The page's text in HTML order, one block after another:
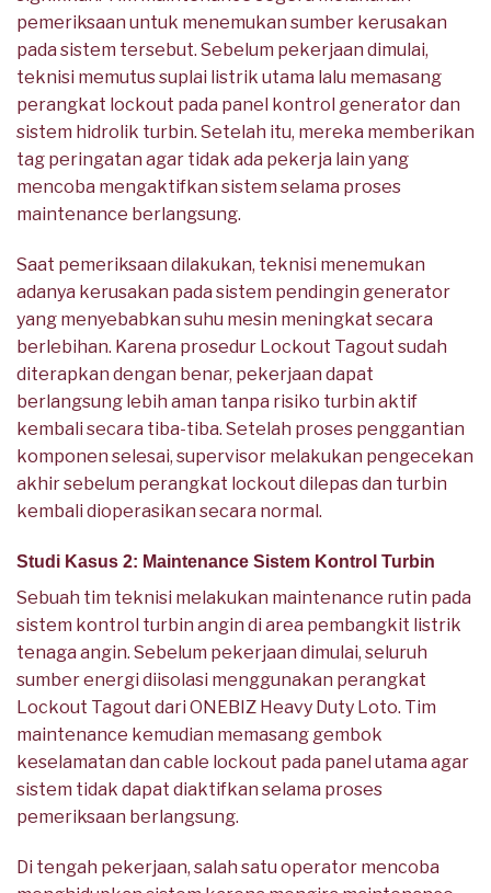
pemeriksaan untuk menemukan sumber kerusakan
pada sistem tersebut. Sebelum pekerjaan dimulai,
teknisi memutus suplai listrik utama lalu memasang
perangkat lockout pada panel kontrol generator dan
sistem hidrolik turbin. Setelah itu, mereka memberikan
tag peringatan agar tidak ada pekerja lain yang
mencoba mengaktifkan sistem selama proses
maintenance berlangsung.
Saat pemeriksaan dilakukan, teknisi menemukan
adanya kerusakan pada sistem pendingin generator
yang menyebabkan suhu mesin meningkat secara
berlebihan. Karena prosedur Lockout Tagout sudah
diterapkan dengan benar, pekerjaan dapat
berlangsung lebih aman tanpa risiko turbin aktif
kembali secara tiba-tiba. Setelah proses penggantian
komponen selesai, supervisor melakukan pengecekan
akhir sebelum perangkat lockout dilepas dan turbin
kembali dioperasikan secara normal.
Studi Kasus 2: Maintenance Sistem Kontrol Turbin
Sebuah tim teknisi melakukan maintenance rutin pada
sistem kontrol turbin angin di area pembangkit listrik
tenaga angin. Sebelum pekerjaan dimulai, seluruh
sumber energi diisolasi menggunakan perangkat
Lockout Tagout dari ONEBIZ Heavy Duty Loto. Tim
maintenance kemudian memasang gembok
keselamatan dan cable lockout pada panel utama agar
sistem tidak dapat diaktifkan selama proses
pemeriksaan berlangsung.
Di tengah pekerjaan, salah satu operator mencoba